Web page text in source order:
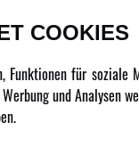
COOKIES
Funktionen für
und